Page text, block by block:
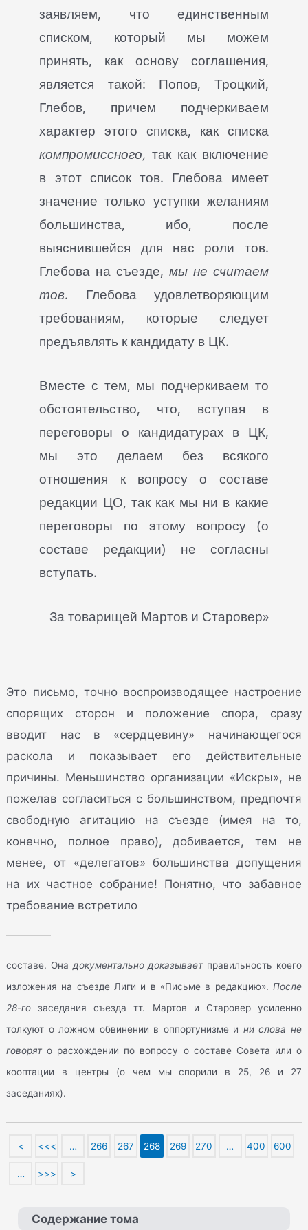
заявляем, что единственным
списком, который мы можем
принять, как основу соглашения,
является такой: Попов, Троцкий,
Глебов, причем подчеркиваем
характер этого списка, как списка
компромиссного, так как включение
в этот список тов. Глебова имеет
значение только уступки желаниям
большинства, ибо, после
выяснившейся для нас роли тов.
Глебова на съезде, мы не считаем
тов. Глебова удовлетворяющим
требованиям, которые следует
предъявлять к кандидату в ЦК.
Вместе с тем, мы подчеркиваем то
обстоятельство, что, вступая в
переговоры о кандидатурах в ЦК,
мы это делаем без всякого
отношения к вопросу о составе
редакции ЦО, так как мы ни в какие
переговоры по этому вопросу (о
составе редакции) не согласны
вступать.
За товарищей Мартов и Старовер»
Это письмо, точно воспроизводящее настроение
спорящих сторон и положение спора, сразу
вводит нас в «сердцевину» начинающегося
раскола и показывает его действительные
причины. Меньшинство организации «Искры», не
пожелав согласиться с большинством, предпочтя
свободную агитацию на съезде (имея на то,
конечно, полное право), добивается, тем не
менее, от «делегатов» большинства допущения
на их частное собрание! Понятно, что забавное
требование встретило
составе. Онадокументально доказывает правильность коего
изложения на съезде Лиги и в «Письме в редакцию». После
28-го заседания съезда тт. Мартов и Старовер усиленно
толкуют о ложном обвинении в оппортунизме и ни слова не
говорят о расхождении по вопросу о составе Совета или о
кооптации в центры (о чем мы спорили в 25, 26 и 27
заседаниях).
< <<< … 266 267 268 269 270 … 400 600
… >>> >
Содержание тома